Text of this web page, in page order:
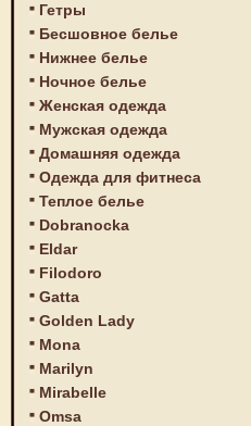
Гетры
Бесшовное белье
Нижнее белье
Ночное белье
Женская одежда
Мужская одежда
Домашняя одежда
Одежда для фитнеса
Теплое белье
Dobranocka
Eldar
Filodoro
Gatta
Golden Lady
Mona
Marilyn
Mirabelle
Omsa